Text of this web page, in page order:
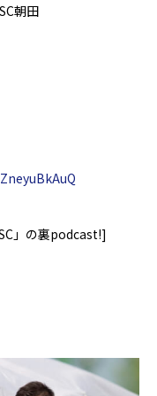
SC朝田
」の裏podcast!]